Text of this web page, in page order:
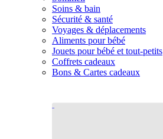
Soins & bain
Sécurité & santé
Voyages & déplacements
Aliments pour bébé
Jouets pour bébé et tout-petits
Coffrets cadeaux
Bons & Cartes cadeaux